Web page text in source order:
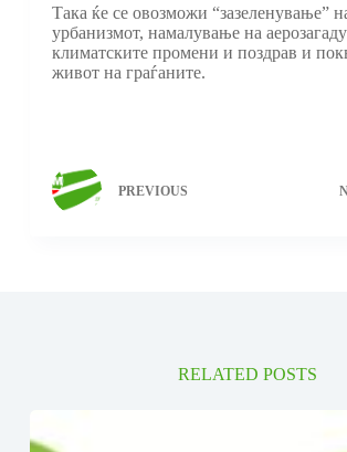
Така ќе се овозможи “зазеленување”
урбанизмот, намалување на
климатските промени и поздрав и
живот на граѓаните.
PREVIOUS
RELATED POSTS